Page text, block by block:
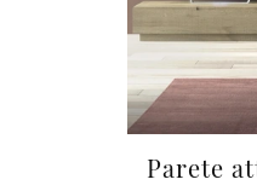
Parete